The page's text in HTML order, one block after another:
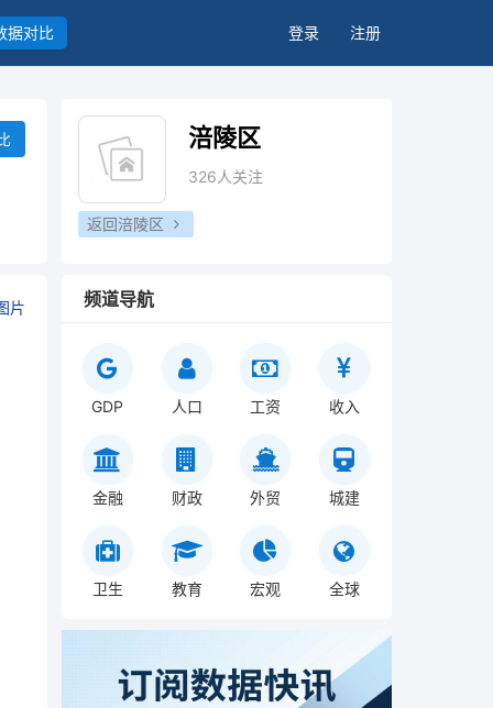
据对比 登录 注册
片
涪陵区
326人关注
返回涪陵区
频道导航
GDP 人口 工资 收入
金融 财政 外贸 城建
卫生 教育 宏观 全球